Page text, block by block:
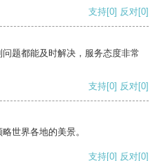
支持[0] 反对[0]
题都能及时解决，服务态度非常
支持[0] 反对[0]
世界各地的美景。
支持[0] 反对[0]